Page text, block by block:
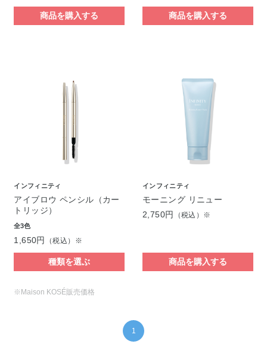
商品を購入する 商品を購入する
インフィニティ
アイブロウ ペンシル（カー
トリッジ）
全3色
1,650円 （税込）※
種類を選ぶ
インフィニティ
モーニング リニュー
2,750円
（税込）※
商品を購入する
※Maison KOSÉ販売価格
1